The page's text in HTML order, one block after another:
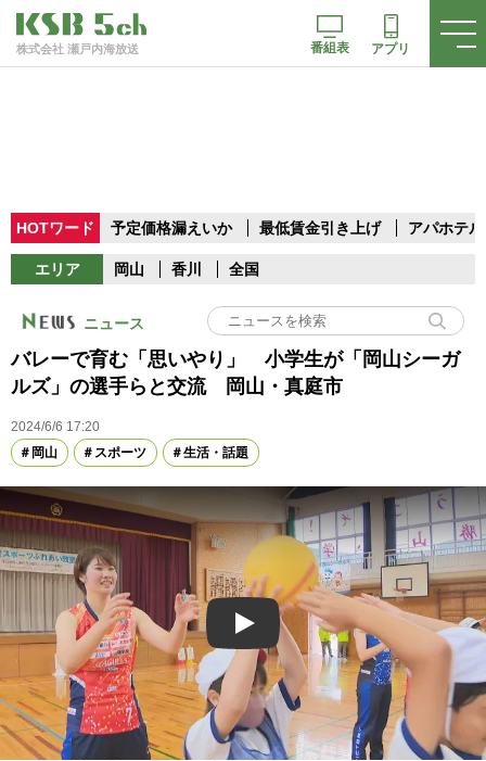
株式会社 瀬戸内海放送 番組表 アプリ
HOTワード 予定価格漏えいか 最低賃金引き上げ アパホテル
エリア 岡山 香川 全国
ニュース
バレーで育む「思いやり」 小学生が「岡山シーガ
ルズ」の選手らと交流 岡山・真庭市
2024/6/6 17:20
岡山
スポーツ 生活・話題
Play